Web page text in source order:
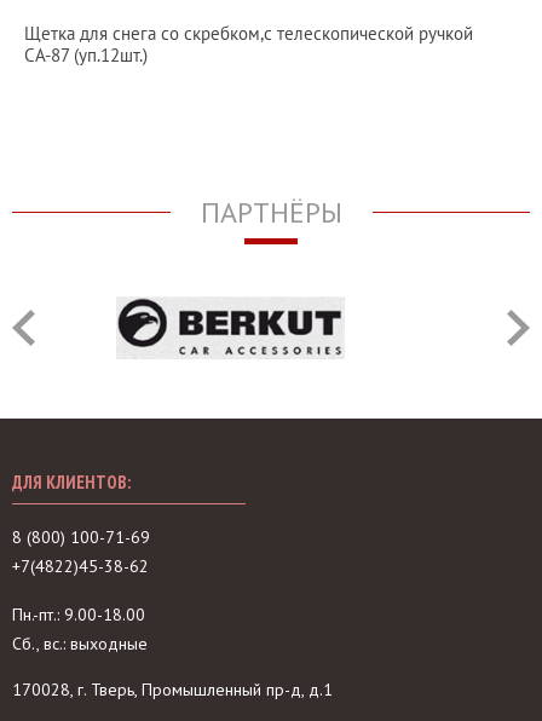
Щетка для снега со скребком,с телескопической ручкой
СА-87 (уп.12шт.)
ПАРТНЁРЫ
ДЛЯ КЛИЕНТОВ:
8 (800) 100-71-69
+7(4822)45-38-62
Пн.-пт.: 9.00-18.00
Сб., вс.: выходные
170028, г. Тверь, Промышленный пр-д, д.1